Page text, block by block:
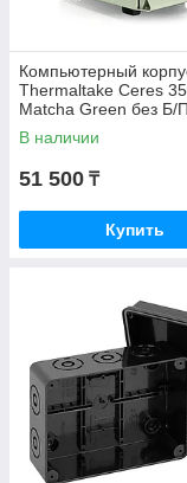
Компьютерный
Thermaltake Ceres
Matcha Green без Б/
1Z3-00MEWN-00
В наличии
51 500 ₸
Купить